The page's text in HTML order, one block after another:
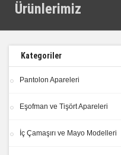
Ürünlerimiz
Kategoriler
Pantolon Apareleri
Eşofman ve Tişört Apareleri
İç Çamaşırı ve Mayo Modelleri